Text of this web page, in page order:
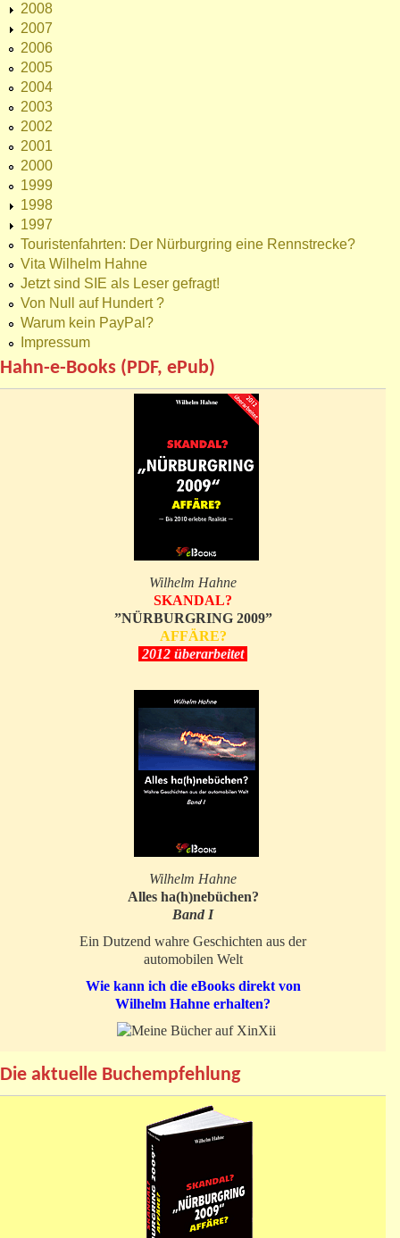
2008
2007
2006
2005
2004
2003
2002
2001
2000
1999
1998
1997
Touristenfahrten: Der Nürburgring eine Rennstrecke?
Vita Wilhelm Hahne
Jetzt sind SIE als Leser gefragt!
Von Null auf Hundert ?
Warum kein PayPal?
Impressum
Hahn-e-Books (PDF, ePub)
Wilhelm Hahne
SKANDAL?
”NÜRBURGRING 2009”
AFFÄRE?
2012 überarbeitet
Wilhelm Hahne
Alles ha(h)nebüchen?
Band I
Ein Dutzend wahre Geschichten aus der
automobilen Welt
Wie kann ich die eBooks direkt von
Wilhelm Hahne erhalten?
Die aktuelle Buchempfehlung